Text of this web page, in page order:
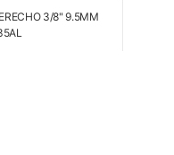
3/8" 9.5MM